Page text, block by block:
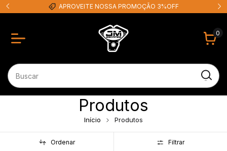
EM ATÉ 12X SEM JUROS
0
Produtos
Início Produtos
Ordenar Filtrar